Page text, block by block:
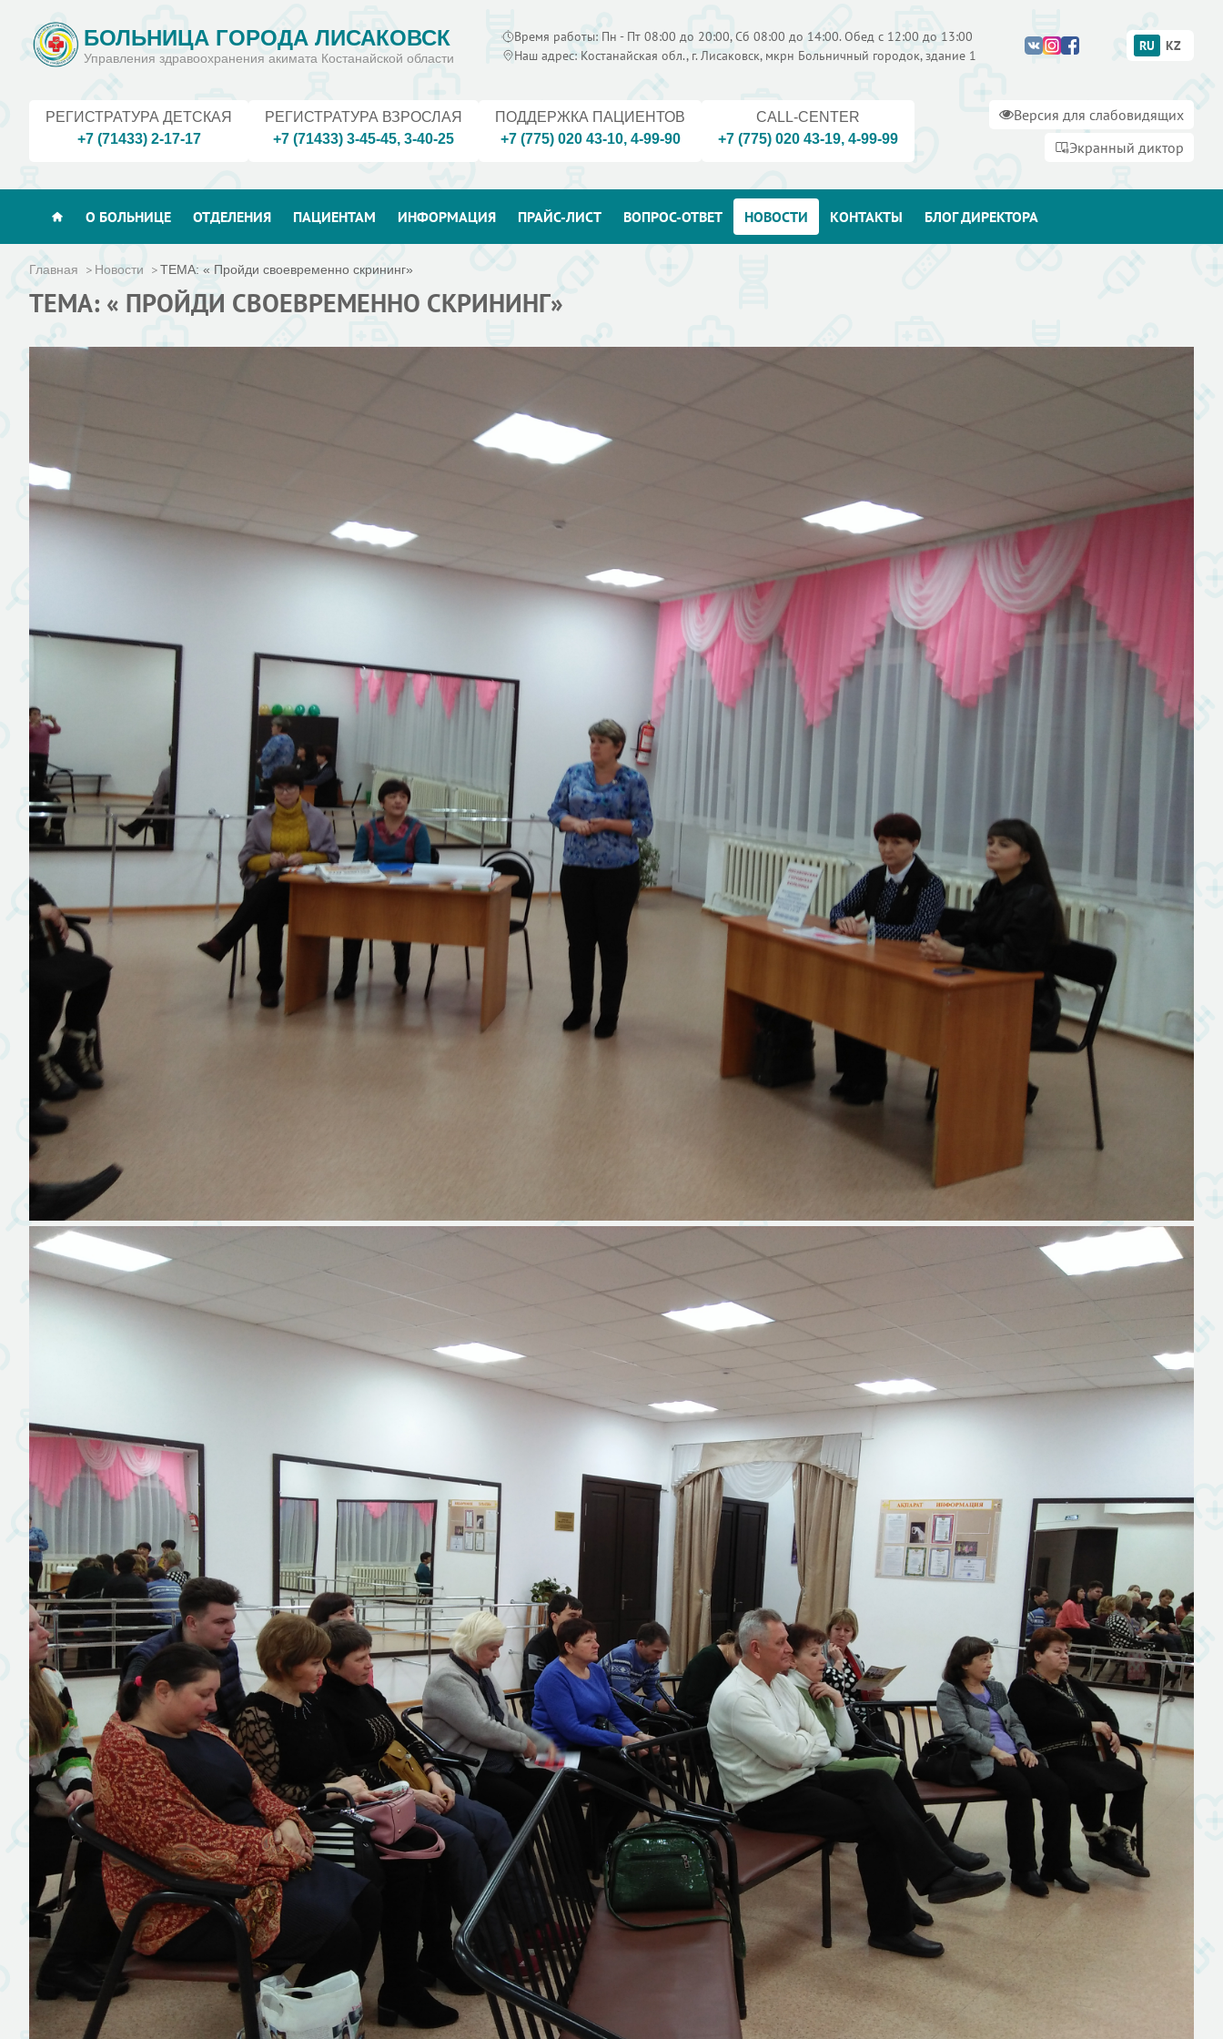
БОЛЬНИЦА ГОРОДА ЛИСАКОВСК
Управления здравоохранения акимата Костанайской области
Время работы: Пн - Пт 08:00 до 20:00, Сб 08:00 до 14:00. Обед с 12:00 до 13:00
Наш адрес: Костанайская обл., г. Лисаковск, мкрн Больничный городок, здание 1
RU KZ
РЕГИСТРАТУРА ДЕТСКАЯ
+7 (71433) 2-17-17
РЕГИСТРАТУРА ВЗРОСЛАЯ
+7 (71433) 3-45-45, 3-40-25
ПОДДЕРЖКА ПАЦИЕНТОВ
+7 (775) 020 43-10, 4-99-90
CALL-CENTER
+7 (775) 020 43-19, 4-99-99
Версия для слабовидящих
Экранный диктор
О БОЛЬНИЦЕ ОТДЕЛЕНИЯ ПАЦИЕНТАМ ИНФОРМАЦИЯ ПРАЙС-ЛИСТ ВОПРОС-ОТВЕТ НОВОСТИ КОНТАКТЫ БЛОГ ДИРЕКТОРА
Главная Новости ТЕМА: « Пройди своевременно скрининг»
ТЕМА: « ПРОЙДИ СВОЕВРЕМЕННО СКРИНИНГ»